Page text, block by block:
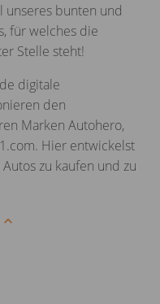
unseres bunten und
für welches die
Stelle steht!
digitale
den
Marken Autohero,
Hier entwickelst
zu kaufen und zu